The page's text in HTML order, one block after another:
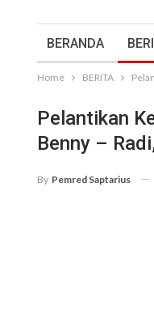
BERANDA
Home BERITA
Pelantikan
Benny –
By Pemred Saptarius